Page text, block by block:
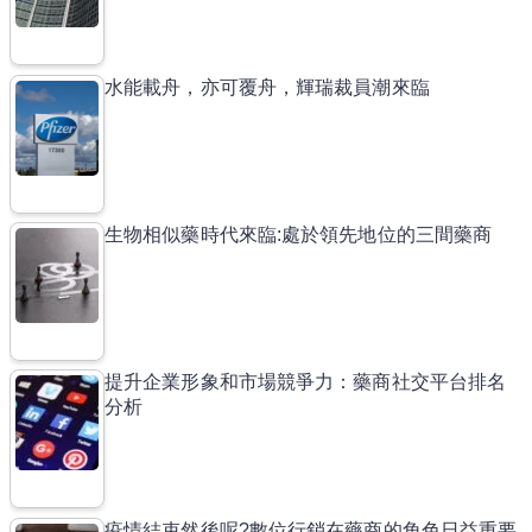
水能載舟，亦可覆舟，輝瑞裁員潮來臨
生物相似藥時代來臨:處於領先地位的三間藥商
提升企業形象和市場競爭力：藥商社交平台排名
分析